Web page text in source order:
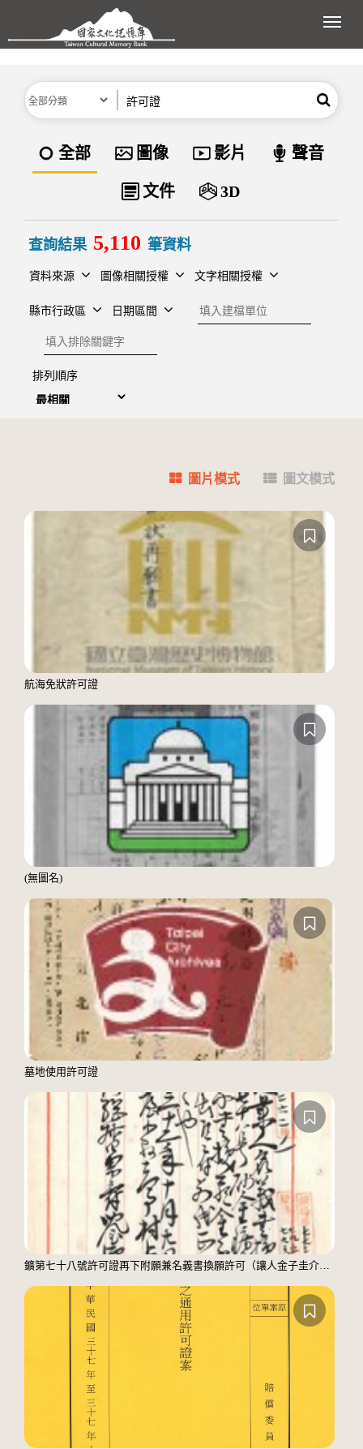
跳到主要內容區塊
展
分類 搜尋
資料類型
全部 圖像 影片 聲音
文件 3D
查詢結果 5,110 筆資料
資料來源 圖像相關授權 文字相關授權
縣市行政區 日期區間
建檔單位
排除關鍵字
排列順序
圖片模式 圖文模式
航海免狀許可證
(無圖名)
墓地使用許可證
鑛第七十八號許可證再下附願兼名義書換願許可（讓人金子圭介、受人大倉喜八郎）